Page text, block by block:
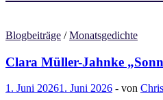
Blogbeiträge /Monatsgedichte
Clara Müller-Jahnke
1. Juni 20261. Juni 2026 - von